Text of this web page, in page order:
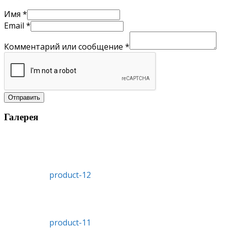
Имя *
Email *
Комментарий или сообщение *
Отправить
Галерея
product-12
product-11